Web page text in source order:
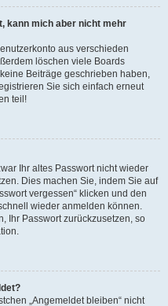
kann mich aber nicht mehr
aus verschieden
löschen viele Boards
Beiträge geschrieben haben,
Sie sich einfach erneut
teil!
Ihr altes Passwort nicht wieder
Dies machen Sie, indem Sie auf
vergessen“ klicken und den
wieder anmelden können.
Ihr Passwort zurückzusetzen, so
„Angemeldet bleiben“ nicht